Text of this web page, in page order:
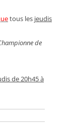
tous les jeudis
de
de 20h45 à